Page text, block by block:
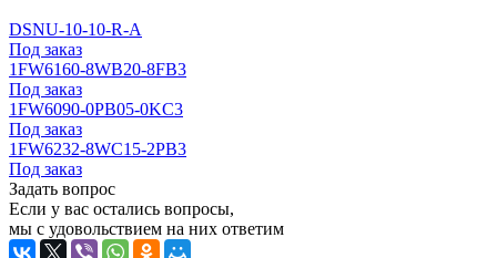
DSNU-10-10-R-A
Под заказ
1FW6160-8WB20-8FB3
Под заказ
1FW6090-0PB05-0KC3
Под заказ
1FW6232-8WC15-2PB3
Под заказ
Задать вопрос
Если у вас остались вопросы,
мы с удовольствием на них ответим